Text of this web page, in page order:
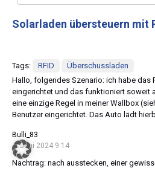
Solarladen übersteuern mit
Tags: RFID
Überschussladen
Hallo, folgendes Szenario: ich habe das
eingerichtet und das funktioniert soweit
eine einzige Regel in meiner Wallbox
Benutzer eingerichtet. Das Auto lädt
Bulli_83
4. Juni 2024 9:14
Nachtrag: nach ausstecken, einer